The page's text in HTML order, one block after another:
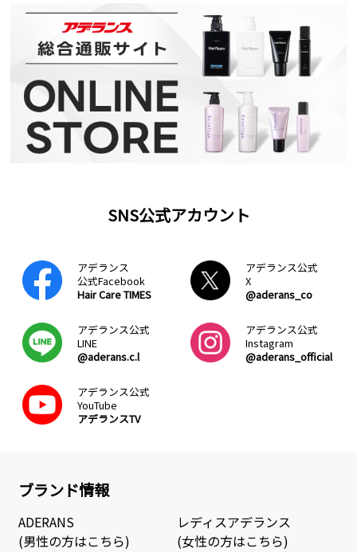
SNS公式アカウント
アデランス
公式Facebook
Hair Care TIMES
アデランス公式
X
@aderans_co
アデランス公式
LINE
@aderans.c.l
アデランス公式
Instagram
@aderans_official
アデランス公式
YouTube
アデランスTV
ブランド情報
ADERANS
(男性の方はこちら)
レディスアデランス
(女性の方はこちら)